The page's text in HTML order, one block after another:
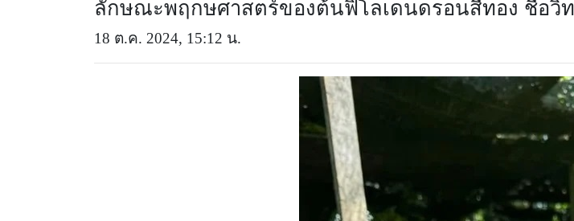
ลักษณะพฤกษศาสตร์ของต้นฟิโลเดนดรอนสีทอง ชื่อวิ
18 ต.ค. 2024, 15:12 น.